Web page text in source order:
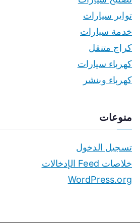
تواير سيارات
خدمة سيارات
كراج متنقل
كهرباء سيارات
كهرباء وبنشر
منوعات
تسجيل الدخول
خلاصات Feed الإدخالات
WordPress.org